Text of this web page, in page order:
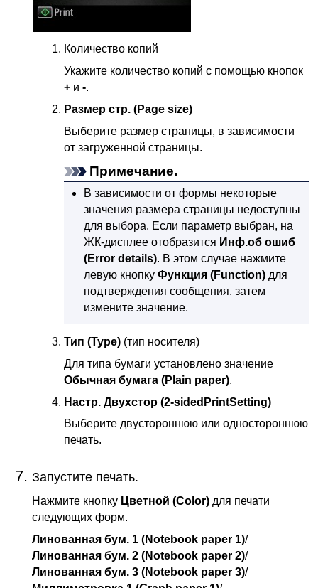
Количество копий
Укажите количество копий с помощью кнопок
+ и-.
Размер стр. (Page size)
Выберите размер страницы, в зависимости
от загруженной страницы.
Примечание.
В зависимости от формы некоторые
значения размера страницы недоступны
для выбора. Если параметр выбран, на
ЖК-дисплее отобразится Инф.об ошиб
(Error details). В этом случае нажмите
левую кнопкуФункция (Function) для
подтверждения сообщения, затем
измените значение.
Тип (Type) (тип носителя)
Для типа бумаги установлено значение
Обычная бумага (Plain paper).
Настр. Двухстор (2-sidedPrintSetting)
Выберите двустороннюю или одностороннюю
печать.
Запустите печать.
Нажмите кнопку Цветной (Color) для печати
следующих форм.
Линованная бум. 1 (Notebook paper 1)/
Линованная бум. 2 (Notebook paper 2)/
Линованная бум. 3 (Notebook paper 3)/